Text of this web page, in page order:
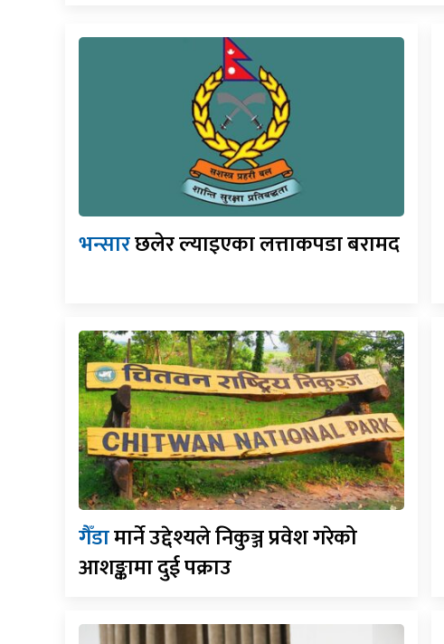
भन्सारछलेर ल्याइएका लत्ताकपडा बरामद
गैँडामार्ने उद्देश्यले निकुञ्ज प्रवेश गरेको
आशङ्कामा दुई पक्राउ